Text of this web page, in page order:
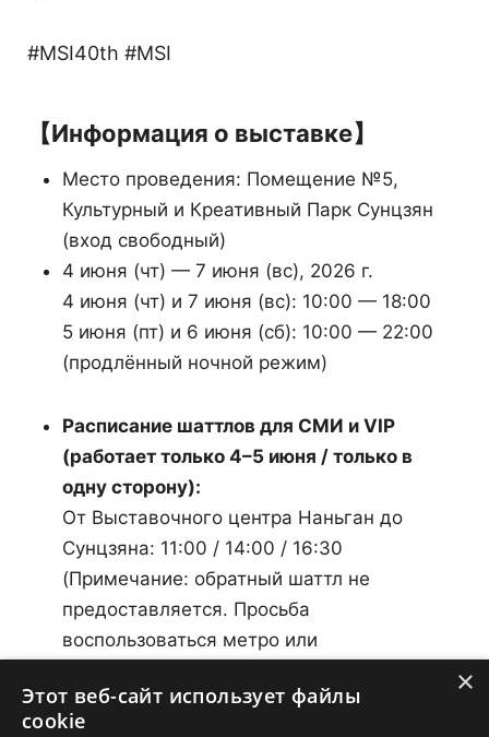
#MSI40th #MSI
【Информация о выставке】
Место проведения: Помещение №5,
Культурный и Креативный Парк Сунцзян
(вход свободный)
4 июня (чт) — 7 июня (вс), 2026 г.
4 июня (чт) и 7 июня (вс): 10:00 — 18:00
5 июня (пт) и 6 июня (сб): 10:00 — 22:00
(продлённый ночной режим)
Расписание шаттлов для СМИ и VIP
(работает только 4–5 июня / только в
одну сторону):
От Выставочного центра Наньган до
Сунцзяна: 11:00 / 14:00 / 16:30
(Примечание: обратный шаттл не
предоставляется. Просьба
воспользоваться метро или
возвращения.)
×
Этот веб-сайт использует файлы
cookie